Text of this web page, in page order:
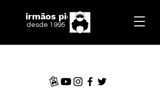
irmãos piologo
desde 1995